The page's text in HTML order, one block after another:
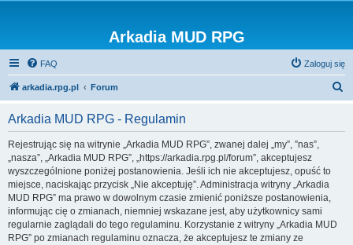
Arkadia MUD RPG
FAQ Zaloguj się
arkadia.rpg.pl Forum
Arkadia MUD RPG - Regulamin
Rejestrując się na witrynie „Arkadia MUD RPG”, zwanej dalej „my”, ”nas”,
„nasza”, „Arkadia MUD RPG”, „https://arkadia.rpg.pl/forum”, akceptujesz
wyszczególnione poniżej postanowienia. Jeśli ich nie akceptujesz, opuść to
miejsce, naciskając przycisk „Nie akceptuję”. Administracja witryny „Arkadia
MUD RPG” ma prawo w dowolnym czasie zmienić poniższe postanowienia,
informując cię o zmianach, niemniej wskazane jest, aby użytkownicy sami
regularnie zaglądali do tego regulaminu. Korzystanie z witryny „Arkadia MUD
RPG” po zmianach regulaminu oznacza, że akceptujesz te zmiany ze